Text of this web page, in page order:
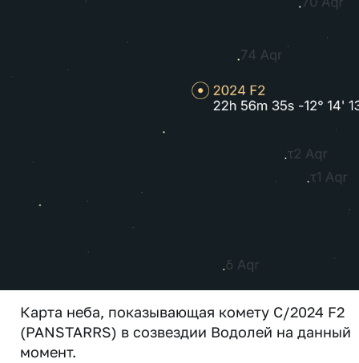
Карта неба, показывающая комету C/2024 F2
(PANSTARRS) в созвездии Водолей на данный
момент.